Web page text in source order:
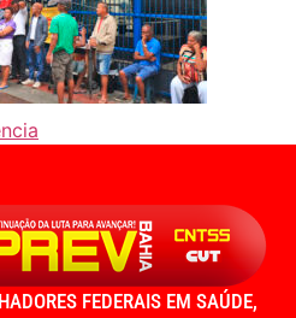
FEDERAIS EM SAÚDE,